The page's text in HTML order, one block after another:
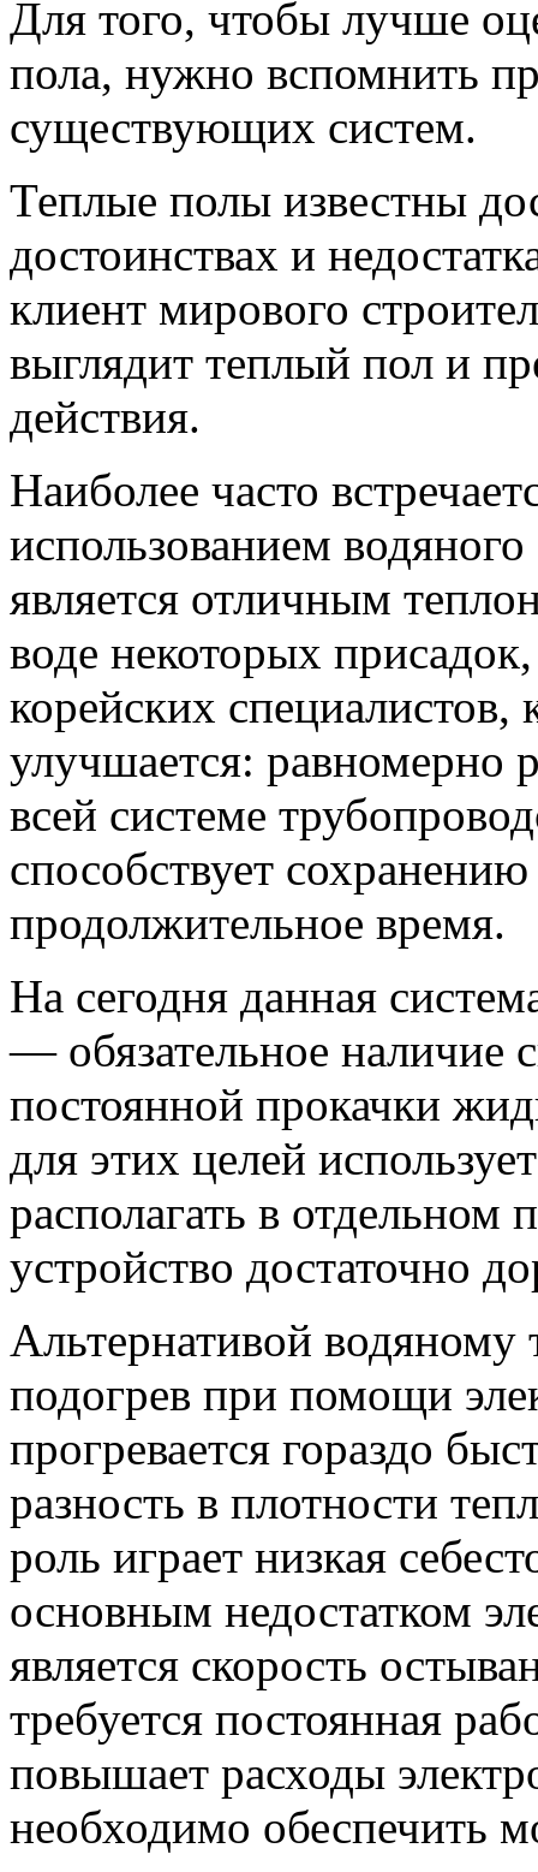
Для того, чтобы лучше
пола, нужно вспомнить
существующих систем.
Теплые полы известны
достоинствах и
клиент мирового
выглядит теплый пол и
действия.
Наиболее часто
использованием
является отличным
воде некоторых
корейских специалистов,
улучшается: равномерно
всей системе
способствует
продолжительное время.
На сегодня данная
— обязательное наличие
постоянной прокачки
для этих целей
располагать в
устройство достаточно
Альтернативой
подогрев при помощи
прогревается гораздо
разность в плотности
роль играет низкая
основным недостатком
является скорость
требуется постоянная
повышает расходы
необходимо обеспечить